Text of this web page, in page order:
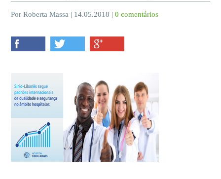
Por Roberta Massa | 14.05.2018 |0 comentários